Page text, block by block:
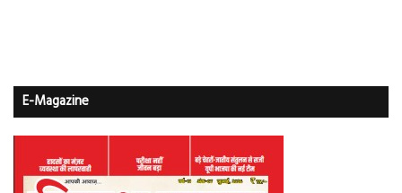
E-Magazine